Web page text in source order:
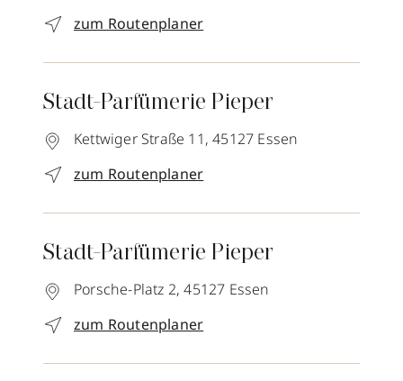
zum Routenplaner
Stadt-Parfümerie Pieper
Kettwiger Straße 11, 45127 Essen
zum Routenplaner
Stadt-Parfümerie Pieper
Porsche-Platz 2, 45127 Essen
zum Routenplaner